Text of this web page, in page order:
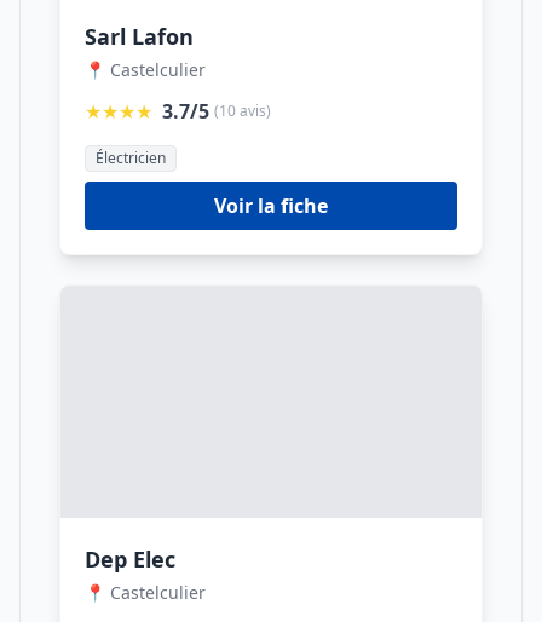
Sarl Lafon
📍 Castelculier
★★★★ 3.7/5 (10 avis)
Électricien
Voir la fiche
Dep Elec
📍 Castelculier